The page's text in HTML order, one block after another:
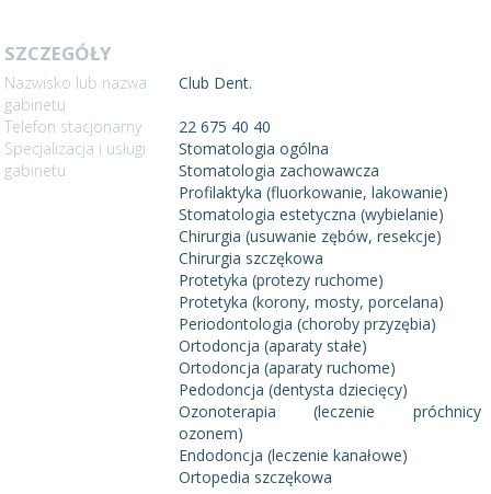
SZCZEGÓŁY
Nazwisko lub nazwa
gabinetu
Club Dent.
Telefon stacjonarny
22 675 40 40
Specjalizacja i usługi
gabinetu
Stomatologia ogólna
Stomatologia zachowawcza
Profilaktyka (fluorkowanie, lakowanie)
Stomatologia estetyczna (wybielanie)
Chirurgia (usuwanie zębów, resekcje)
Chirurgia szczękowa
Protetyka (protezy ruchome)
Protetyka (korony, mosty, porcelana)
Periodontologia (choroby przyzębia)
Ortodoncja (aparaty stałe)
Ortodoncja (aparaty ruchome)
Pedodoncja (dentysta dziecięcy)
Ozonoterapia (leczenie próchnicy
ozonem)
Endodoncja (leczenie kanałowe)
Ortopedia szczękowa